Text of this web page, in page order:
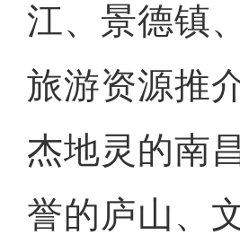
江、景德镇
旅游资源推
杰地灵的南
誉的庐山、